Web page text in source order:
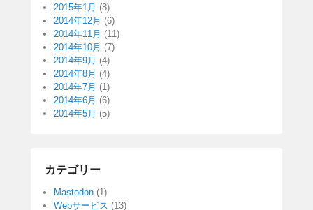
2015年1月 (8)
2014年12月 (6)
2014年11月 (11)
2014年10月 (7)
2014年9月 (4)
2014年8月 (4)
2014年7月 (1)
2014年6月 (6)
2014年5月 (5)
カテゴリー
Mastodon (1)
Webサービス (13)